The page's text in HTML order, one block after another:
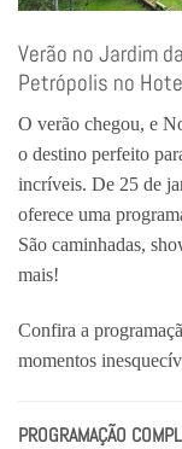
Verão no Jardim
Petrópolis no
O verão chegou, e
o destino perfeito
incríveis. De 25 de
oferece uma
São caminhadas,
mais!
Confira a
momentos
PROGRAMAÇÃO